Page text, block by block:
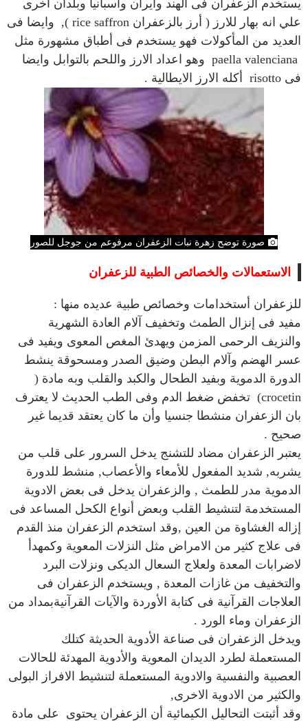
يستخدم الزعفران فى الهند وايران واسبانيا وبلدان أخرى
علي انه بهار للارز ( أرز بالزعفران rice saffron ), وايضا فى
العديد من المأكولات فهو يستخدم فى أطباق مشهورة مثل
paella valenciana وهو اعداد الارز واللحم بالتوابل وايضا
فى risotto أكله الارز الايطالية .
صورة توضح زهرة نبات الزعفران مرفوعم من جوجل للصور
الاستعمالات والخصائص الطبية للزعفران
للزعفران أستخدامات وخصائص طبية عديده منها :
مفيد فى إنزال الطمث وتخفيف آلام العادة الشهرية
والنزيف الرحمى المزمن ويهدئ المغص المعوى ويفيد فى
عسر الهضم وآلام البطن وضيق الصدر ومسحوقة ينشط
الدورة الدموية وبفيد الطحال والكبد والقلب وبه مادة (
crocetin) تخفض ضغط الدم وفى الطب الحديث لا يعترف
بان الزعفران منشطا جنسيا وأن ما كان يعتقد قديما غير
صحيح .
يعتبر الزعفران مضاد للتشنج يدخل السرور على قلب من
يشربه, شديد المفعول للأمعاء والأعصاب, منشط للدورة
الدموية مدر للطمث , والزعفران يدخل فى بعض الادوية
المستخدمة لتنشيط القلب وبعض أنواع الكحل المساعد فى
إزاله الغشاوة من العين ,وقد استخدم الزعفران منذ القدم
فى علاج كثير من الامراض مثل النزلات المعوية وكمهدأ
لاضرابات المعدة ولعلاج السعال الديكى ونزلات البرد
والتخفيف من غازات المعدة , ويستخدم الزعفران فى
العلاجات القرآنية فى كتابة الأوردة والآيات القرآنيةبمداد من
الزعفران وماء الورد .
ويدخل الزعفران فى صناعة الأدوية الحديثة كتلك
المستعملة لطرد الديدان المعوية والأدوية المهدئة للحالات
العصبية والنفسية والادوية المستعملة لتنشيط الافراز البولى
والكثير من الادوية الاخرى,
وقد أثبتت التحاليل الكيمائية أن الزعفران يحتوى على مادة